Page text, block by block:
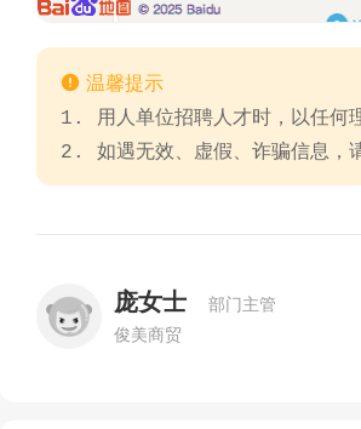
 温馨提示
1. 用人单位招聘人才时，以任何
2. 如遇无效、虚假、诈骗信息，
庞女士
部门主管
俊美商贸